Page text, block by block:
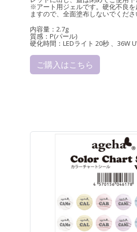
※アート用ジェルです。硬化不良
ますので、全面塗布しないでくださ
内容量：2.7g
質感：P(パール)
硬化時間：LEDライト 20秒 、36W
ご購入はこちら